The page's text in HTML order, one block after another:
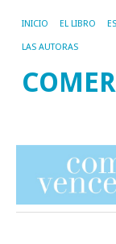
INICIO EL LIBRO
LAS AUTORAS